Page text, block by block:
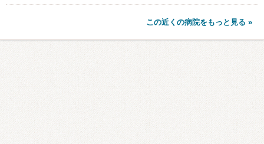
この近くの病院をもっと見る »